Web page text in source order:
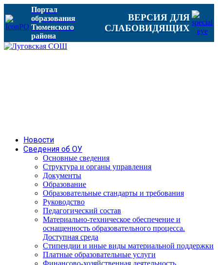
Портал
образования
Тюменского
района
ВЕРСИЯ ДЛЯ
СЛАБОВИДЯЩИХ
Новости
Сведения об ОУ
Основные сведения
Структура и органы управления
Документы
Образование
Образовательные стандарты и требования
Руководство
Педагогический состав
Материально-техническое обеспечение и
оснащенность образовательного процесса.
Доступная среда
Стипендии и иные виды материальной поддержки
Платные образовательные услуги
Финансово-хозяйственная деятельность